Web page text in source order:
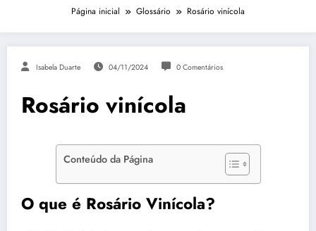
Página inicial Glossário Rosário vinícola
Isabela Duarte 04/11/2024 0 Comentários
Rosário vinícola
Conteúdo da Página
O que é Rosário Vinícola?